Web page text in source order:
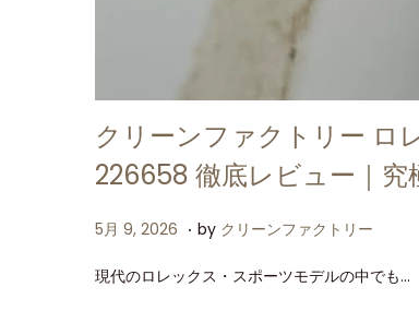
クリーンファクトリー ロ
226658 徹底レビュー｜究
P
s
5月 9, 2026 5
9
. by クリーンファクトリー
現代のロレックス・スポーツモデルの中でも…